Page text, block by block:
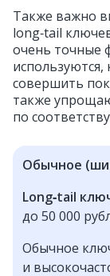
Также важно
long‑tail
очень точные
используются,
совершить
также
по
Обычное
Long‑tail
до 50 000
Обычное
и